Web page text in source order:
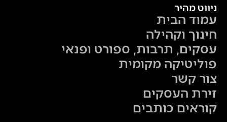
ניווט מהיר
עמוד הבית
חינוך וקהילה
עסקים, תרבות, ספורט ופנאי
פוליטיקה מקומית
צור קשר
זירת העסקים
קוראים כותבים